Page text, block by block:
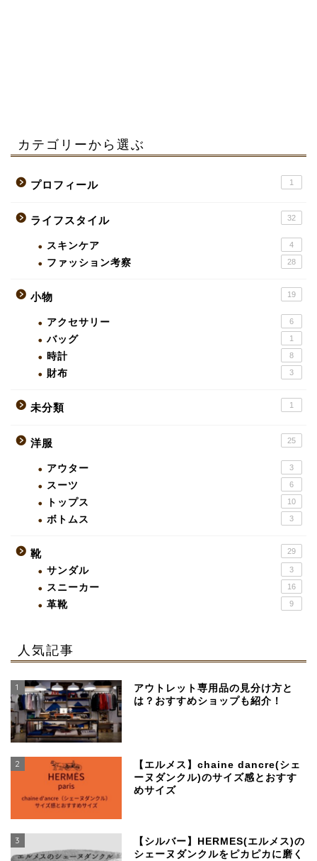
カテゴリーから選ぶ
プロフィール 1
ライフスタイル 32
スキンケア 4
ファッション考察 28
小物 19
アクセサリー 6
バッグ 1
時計 8
財布 3
未分類 1
洋服 25
アウター 3
スーツ 6
トップス 10
ボトムス 3
靴 29
サンダル 3
スニーカー 16
革靴 9
人気記事
1
アウトレット専用品の見分け方と
は？おすすめショップも紹介！
2
【エルメス】chaine dancre(シェ
ーヌダンクル)のサイズ感とおすす
めサイズ
3
【シルバー】HERMES(エルメス)の
シェーヌダンクルをピカピカに磨く